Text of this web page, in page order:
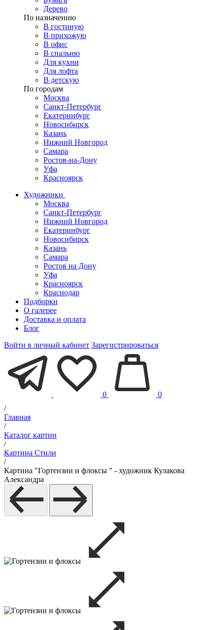
Дерево
По назначению
В гостиную
В прихожую
В офис
В спальню
Для кухни
Для лофта
В детскую
По городам
Москва
Санкт-Петербург
Екатеринбург
Новосибирск
Казань
Нижний Новгород
Самара
Ростов-на-Дону
Уфа
Красноярск
Художники
Москва
Санкт-Петербург
Нижний Новгород
Екатеринбург
Новосибирск
Казань
Самара
Ростов на Дону
Уфа
Красноярск
Краснодар
Подборки
О галерее
Доставка и оплата
Блог
Войти в личный кабинет Зарегистрироваться
0
0
/
Главная
/
Каталог картин
/
Картина Стили
/
Картина "Гортензии и флоксы " - художник Кулакова
Александра